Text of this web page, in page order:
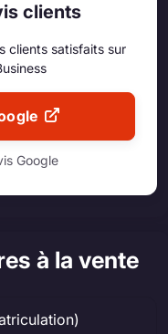
clients
clients satisfaits sur
Google
à la vente